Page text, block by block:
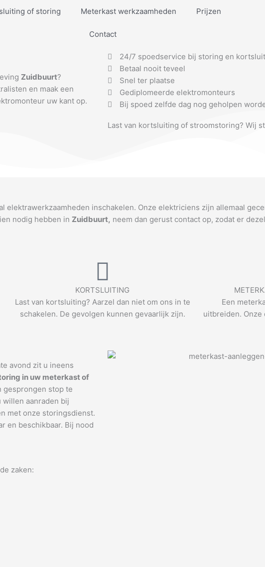
of storing Meterkast werkzaamheden Prijzen
Contact
Zuidbuurt?
en maak een
uw kant op.
24/7 spoedservice bij storing en
Betaal nooit teveel
Snel ter plaatse
Gediplomeerde elektromonteurs
Bij spoed zelfde dag nog geholpen
Last van kortsluiting of stroomstoring? Wij
elektrawerkzaamheden inschakelen. Onze elektriciens zijn allemaal
nodig hebben in Zuidbuurt, neem dan gerust contact op, zodat er
KORTSLUITING
Last van kortsluiting? Aarzel dan niet om ons in te
schakelen. De gevolgen kunnen gevaarlijk zijn.
Een
uitbreiden. Onze
avond zit u ineens
in uw meterkast of
gesprongen stop te
aanraden bij
met onze storingsdienst.
en beschikbaar. Bij nood
zaken: